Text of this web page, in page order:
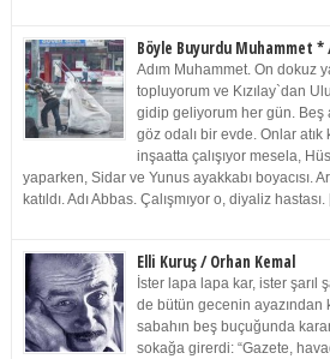
Böyle Buyurdu Muhammet
Adım Muhammet. On dokuz
topluyorum ve Kızılay`dan
gidip geliyorum her gün. Beş
göz odalı bir evde. Onlar atık
inşaatta çalışıyor mesela,
yaparken, Sidar ve Yunus ayakkabı boyacısı.
katıldı. Adı Abbas. Çalışmıyor o, diyaliz
Elli Kuruş / Orhan Kemal
İster lapa lapa kar, ister şarıl
de bütün gecenin
sabahın beş buçuğunda
sokağa girerdi: “Gazete,